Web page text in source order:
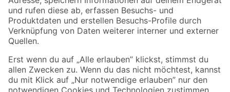
Zahlungsarten Versandarten
Sicher einkaufen
Jetzt die toom-App herunterladen